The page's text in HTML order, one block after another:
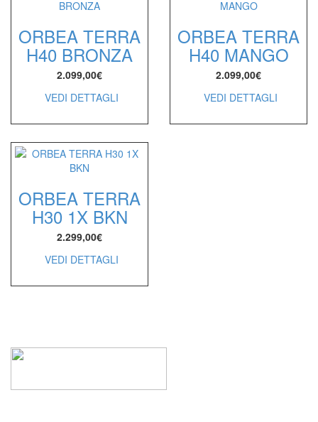
ORBEA TERRA
H40 BRONZA
2.099,00€
VEDI DETTAGLI
ORBEA TERRA
H40 MANGO
2.099,00€
VEDI DETTAGLI
ORBEA TERRA
H30 1X BKN
2.299,00€
VEDI DETTAGLI